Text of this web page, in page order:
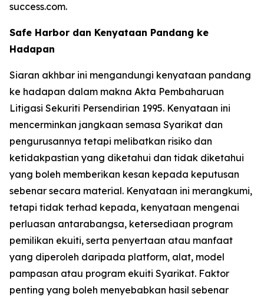
success.com.
Safe Harbor dan Kenyataan Pandang ke
Hadapan
Siaran akhbar ini mengandungi kenyataan pandang
ke hadapan dalam makna Akta Pembaharuan
Litigasi Sekuriti Persendirian 1995. Kenyataan ini
mencerminkan jangkaan semasa Syarikat dan
pengurusannya tetapi melibatkan risiko dan
ketidakpastian yang diketahui dan tidak diketahui
yang boleh memberikan kesan kepada keputusan
sebenar secara material. Kenyataan ini merangkumi,
tetapi tidak terhad kepada, kenyataan mengenai
perluasan antarabangsa, ketersediaan program
pemilikan ekuiti, serta penyertaan atau manfaat
yang diperoleh daripada platform, alat, model
pampasan atau program ekuiti Syarikat. Faktor
penting yang boleh menyebabkan hasil sebenar